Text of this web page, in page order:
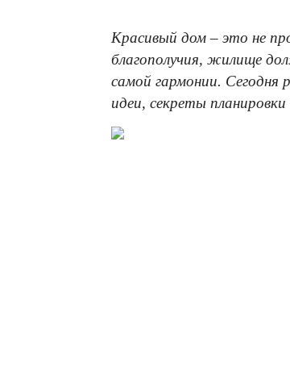
Красивый дом – это не
благополучия, жилище
самой гармонии.
идеи, секреты